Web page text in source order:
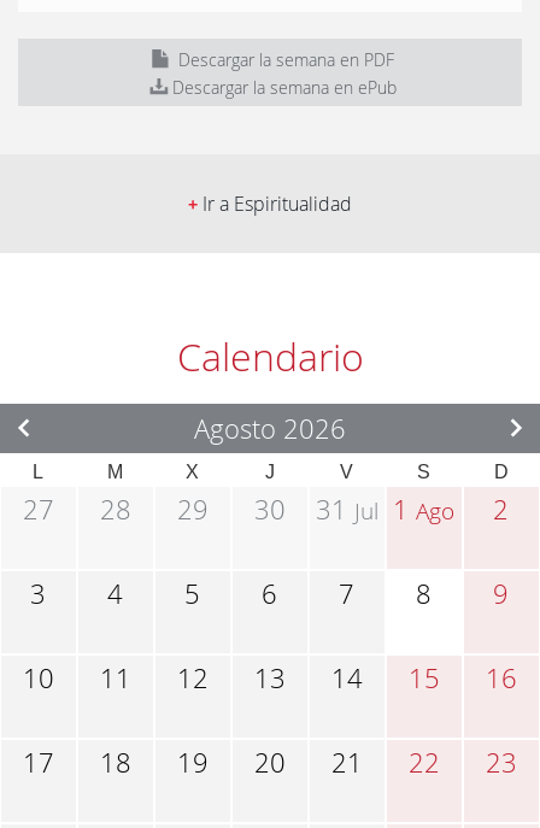
Descargar la semana en PDF
Descargar la semana en ePub
+ Ir a Espiritualidad
Calendario
Agosto 2026
L M X J V S D
27 28 29 30 31 Jul 1Ago 2
3 4 5 6 7 8 9
10 11 12 13 14 15 16
17 18 19 20 21 22 23